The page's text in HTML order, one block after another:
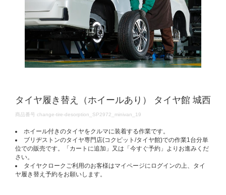
タイヤ履き替え（ホイールあり） タイヤ館 城西
DETAILS
商品番号 change-tire-desorption_SP2972_minivan_19
ホイール付きのタイヤをクルマに装着する作業です。
ブリヂストンのタイヤ専門店(コクピット/タイヤ館)での作業1台分単
位での販売です。「カートに追加」又は「今すぐ予約」よりお進みくだ
さい。
タイヤクロークご利用のお客様はマイページにログインの上、タイ
ヤ履き替え予約をお願いします。